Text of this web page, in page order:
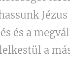
és a
a